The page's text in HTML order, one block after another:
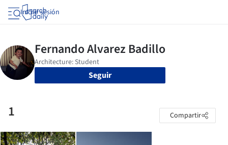
Iniciar sesión
Seguir
1 Compartir